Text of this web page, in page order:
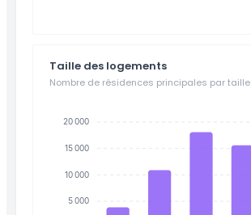
Taille des logements
Nombre de résidences principales par taille
20 000
15 000
10 000
5 000